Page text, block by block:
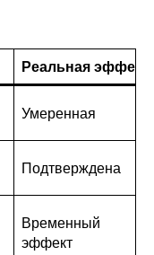
Реальная
Умеренная
Подтверждена
Временный
эффект